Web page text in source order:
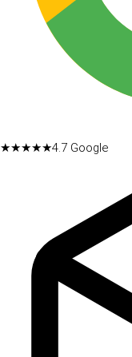
★★★★★4.7 Google